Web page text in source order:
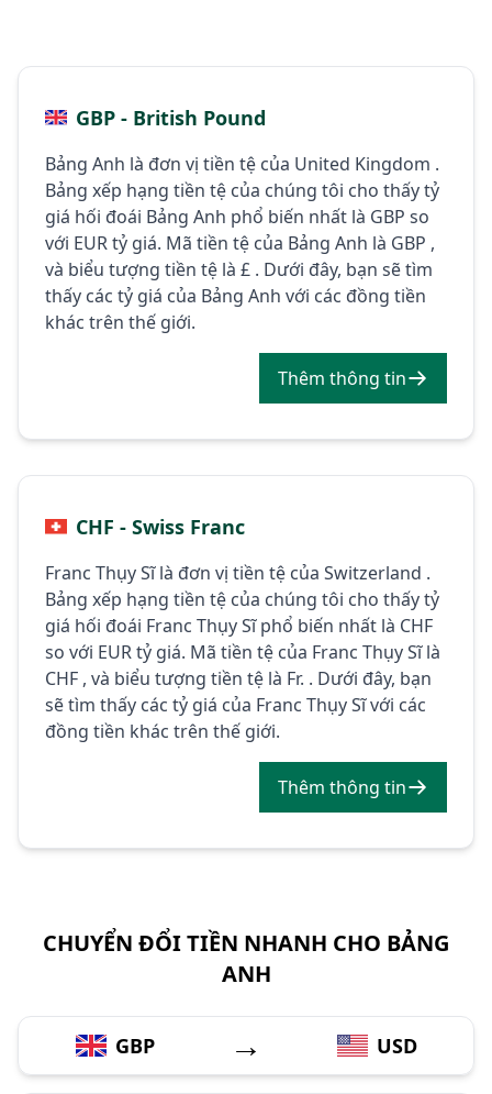
GBP - British Pound
Bảng Anh là đơn vị tiền tệ của United Kingdom .
Bảng xếp hạng tiền tệ của chúng tôi cho thấy tỷ
giá hối đoái Bảng Anh phổ biến nhất là GBP so
với EUR tỷ giá. Mã tiền tệ của Bảng Anh là GBP ,
và biểu tượng tiền tệ là £ . Dưới đây, bạn sẽ tìm
thấy các tỷ giá của Bảng Anh với các đồng tiền
khác trên thế giới.
Thêm thông tin
CHF - Swiss Franc
Franc Thụy Sĩ là đơn vị tiền tệ của Switzerland .
Bảng xếp hạng tiền tệ của chúng tôi cho thấy tỷ
giá hối đoái Franc Thụy Sĩ phổ biến nhất là CHF
so với EUR tỷ giá. Mã tiền tệ của Franc Thụy Sĩ là
CHF , và biểu tượng tiền tệ là Fr. . Dưới đây, bạn
sẽ tìm thấy các tỷ giá của Franc Thụy Sĩ với các
đồng tiền khác trên thế giới.
Thêm thông tin
CHUYỂN ĐỔI TIỀN NHANH CHO BẢNG
ANH
GBP → USD